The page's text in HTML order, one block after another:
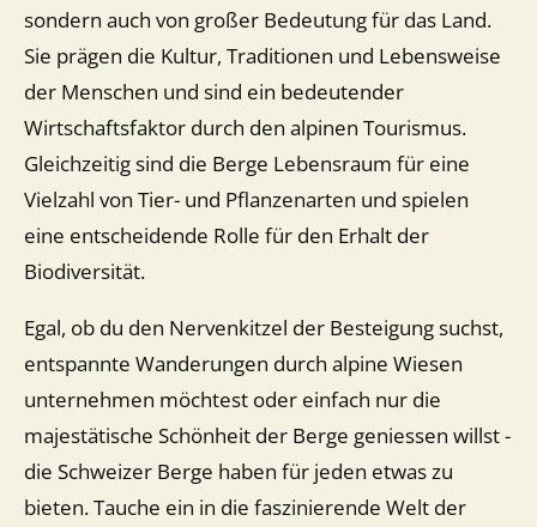
sondern auch von großer Bedeutung für das Land.
Sie prägen die Kultur, Traditionen und Lebensweise
der Menschen und sind ein bedeutender
Wirtschaftsfaktor durch den alpinen Tourismus.
Gleichzeitig sind die Berge Lebensraum für eine
Vielzahl von Tier- und Pflanzenarten und spielen
eine entscheidende Rolle für den Erhalt der
Biodiversität.
Egal, ob du den Nervenkitzel der Besteigung suchst,
entspannte Wanderungen durch alpine Wiesen
unternehmen möchtest oder einfach nur die
majestätische Schönheit der Berge geniessen willst -
die Schweizer Berge haben für jeden etwas zu
bieten. Tauche ein in die faszinierende Welt der